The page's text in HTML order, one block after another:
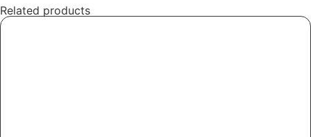
Related products